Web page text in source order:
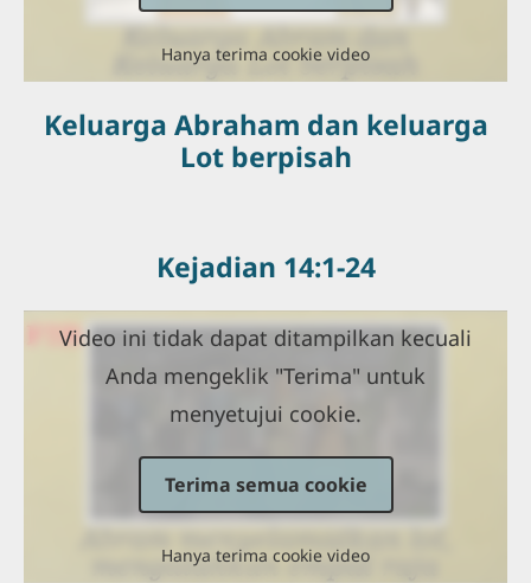
Hanya terima cookie video
Keluarga Abraham dan keluarga
Lot berpisah
Kejadian 14:1-24
Video ini tidak dapat ditampilkan kecuali
Anda mengeklik "Terima" untuk
menyetujui cookie.
Terima semua cookie
Hanya terima cookie video